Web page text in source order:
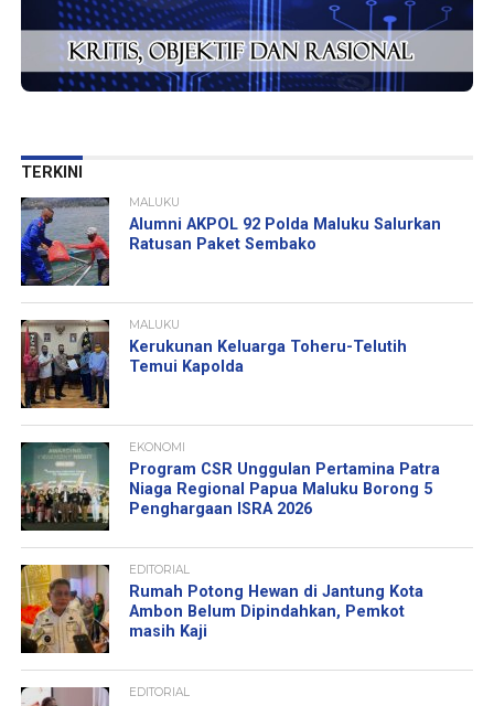
TERKINI
MALUKU
Alumni AKPOL 92 Polda Maluku Salurkan
Ratusan Paket Sembako
MALUKU
Kerukunan Keluarga Toheru-Telutih
Temui Kapolda
EKONOMI
Program CSR Unggulan Pertamina Patra
Niaga Regional Papua Maluku Borong 5
Penghargaan ISRA 2026
EDITORIAL
Rumah Potong Hewan di Jantung Kota
Ambon Belum Dipindahkan, Pemkot
masih Kaji
EDITORIAL